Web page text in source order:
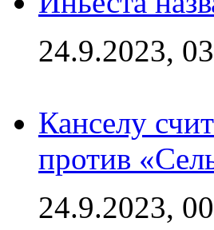
24.9.2023,
Канселу
против
24.9.2023,